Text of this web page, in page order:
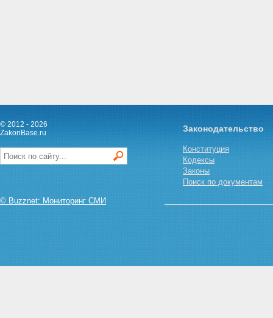
© 2012 - 2026
ZakonBase.ru
© Buzznet: Мониторинг СМИ
Законодательство
Конституция
Кодексы
Законы
Поиск по документам